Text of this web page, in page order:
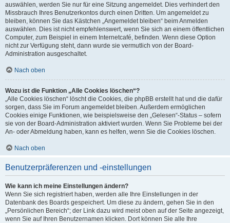
auswählen, werden Sie nur für eine Sitzung angemeldet. Dies verhindert den
Missbrauch Ihres Benutzerkontos durch einen Dritten. Um angemeldet zu
bleiben, können Sie das Kästchen „Angemeldet bleiben“ beim Anmelden
auswählen. Dies ist nicht empfehlenswert, wenn Sie sich an einem öffentlichen
Computer, zum Beispiel in einem Internetcafé, befinden. Wenn diese Option
nicht zur Verfügung steht, dann wurde sie vermutlich von der Board-
Administration ausgeschaltet.
Nach oben
Wozu ist die Funktion „Alle Cookies löschen“?
„Alle Cookies löschen“ löscht die Cookies, die phpBB erstellt hat und die dafür
sorgen, dass Sie im Forum angemeldet bleiben. Außerdem ermöglichen
Cookies einige Funktionen, wie beispielsweise den „Gelesen“-Status – sofern
sie von der Board-Administration aktiviert wurden. Wenn Sie Probleme bei der
An- oder Abmeldung haben, kann es helfen, wenn Sie die Cookies löschen.
Nach oben
Benutzerpräferenzen und -einstellungen
Wie kann ich meine Einstellungen ändern?
Wenn Sie sich registriert haben, werden alle Ihre Einstellungen in der
Datenbank des Boards gespeichert. Um diese zu ändern, gehen Sie in den
„Persönlichen Bereich“; der Link dazu wird meist oben auf der Seite angezeigt,
wenn Sie auf Ihren Benutzernamen klicken. Dort können Sie alle Ihre